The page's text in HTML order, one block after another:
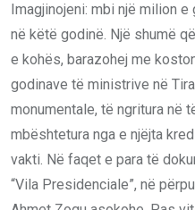
Imagjinojeni: mbi një milion
në këtë godinë. Një shumë
e kohës, barazohej me
godinave të ministrive në
monumentale, të ngritura në
mbështetura nga e njëjta
vakti. Në faqet e para të
“Vila Presidenciale”, në